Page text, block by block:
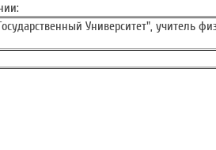
Университет", учитель